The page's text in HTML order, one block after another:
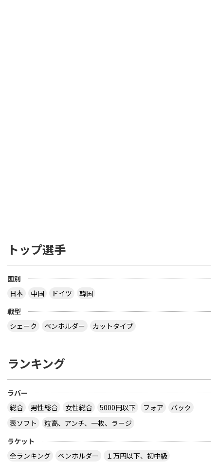
レードの厚さで 85% は天然木材でなくてはならな
い とすると、接着層の厚さは ３枚合板で 15 / 2 ＝
7.5% 以下 ５枚合板で 15 / 4 ＝ 3.75% 以下 ７枚合
なら接着層 15% もありえますね 【質問】 （１）卓
ラケットで フォア面に近い所に 厚い接着層を入れ
る想定をしたのでしょうか？
いケースもあり得ますよ。 ２枚合板、昔にあったセ
板だったか、４枚合板だったかは忘れましたが。
サイトを見る
http://table-tennis.ocnk.net/ こちらでユニフォー
トップ選手
国別
日本
中国 ドイツ
韓国
戦型
シェーク
ペンホルダー カットタイプ
ランキング
ラバー
総合
男性総合 女性総合 5000円以下 フォア
バック
表ソフト
粒高、アンチ、一枚、ラージ
ラケット
全ランキング
ペンホルダー
１万円以下、初中級